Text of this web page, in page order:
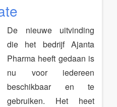
De nieuwe uitvinding
die het bedrijf Ajanta
Pharma heeft gedaan is
nu voor iedereen
beschikbaar en te
gebruiken. Het heet